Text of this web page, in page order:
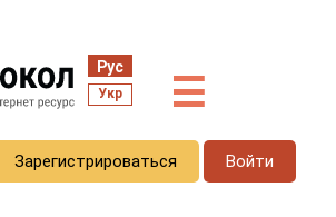
Рус
Укр ☰
Зарегистрироваться Войти